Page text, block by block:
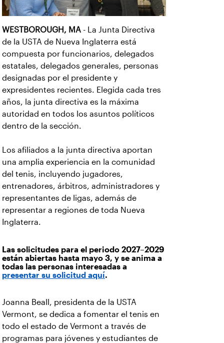
WESTBOROUGH, MA - La Junta Directiva
de la USTA de Nueva Inglaterra está
compuesta por funcionarios, delegados
estatales, delegados generales, personas
designadas por el presidente y
expresidentes recientes. Elegida cada tres
años, la junta directiva es la máxima
autoridad en todos los asuntos políticos
dentro de la sección.
Los afiliados a la junta directiva aportan
una amplia experiencia en la comunidad
del tenis, incluyendo jugadores,
entrenadores, árbitros, administradores y
representantes de ligas, además de
representar a regiones de toda Nueva
Inglaterra.
Las solicitudes para el periodo 2027–2029
están abiertas hasta mayo 3, y se anima a
todas las personas interesadas a
presentar su solicitud aquí
Joanna Beall, presidenta de la USTA
Vermont, se dedica a fomentar el tenis en
todo el estado de Vermont a través de
programas para jóvenes y estudiantes de